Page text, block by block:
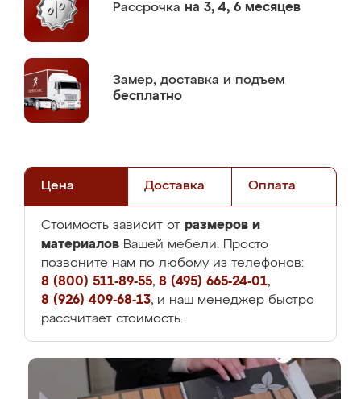
Рассрочка на 3, 4, 6 месяцев
Замер, доставка и подъем
бесплатно
Цена Доставка Оплата
Стоимость зависит от размеров и
материалов Вашей мебели. Просто
позвоните нам по любому из телефонов:
8 (800) 511-89-55, 8 (495) 665-24-01,
8 (926) 409-68-13, и наш менеджер быстро
рассчитает стоимость.